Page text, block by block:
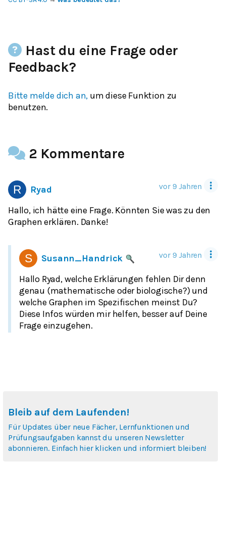
Hast du eine Frage oder
Feedback?
Bitte melde dich an, um diese Funktion zu
benutzen.
2 Kommentare
Ryad vor 9 Jahren
Hallo, ich hätte eine Frage. Könnten Sie was zu den
Graphen erklären. Danke!
Susann_Handrick vor 9 Jahren
Hallo Ryad, welche Erklärungen fehlen Dir denn
genau (mathematische oder biologische?) und
welche Graphen im Spezifischen meinst Du?
Diese Infos würden mir helfen, besser auf Deine
Frage einzugehen.
Bleib auf dem Laufenden!
Für Updates über neue Fächer, Lernfunktionen und
Prüfungsaufgaben kannst du unseren Newsletter
abonnieren. Einfach hier klicken und informiert bleiben!